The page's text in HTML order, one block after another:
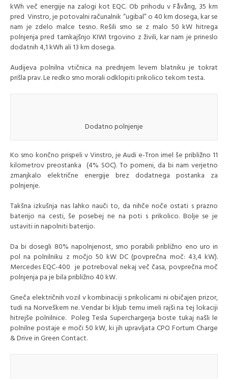
kWh več energije na zalogi kot EQC. Ob prihodu v Fåvång, 35 km
pred Vinstro, je potovalni računalnik “ugibal” o 40 km dosega, kar se
nam je zdelo malce tesno. Rešili smo se z malo 50 kW hitrega
polnjenja pred tamkajšnjo KIWI trgovino z živili, kar nam je prineslo
dodatnih 4,1 kWh ali 13 km dosega.
Audijeva polnilna vtičnica na prednjem levem blatniku je tokrat
prišla prav. Le redko smo morali odklopiti prikolico tekom testa.
Dodatno polnjenje
Ko smo končno prispeli v Vinstro, je Audi e-Tron imel še približno 11
kilometrov preostanka (4% SOC). To pomeni, da bi nam verjetno
zmanjkalo električne energije brez dodatnega postanka za
polnjenje.
Takšna izkušnja nas lahko nauči to, da nihče noče ostati s prazno
baterijo na cesti, še posebej ne na poti s prikolico. Bolje se je
ustaviti in napolniti baterijo.
Da bi dosegli 80% napolnjenost, smo porabili približno eno uro in
pol na polnilniku z močjo 50 kW DC (povprečna moč: 43,4 kW).
Mercedes EQC-400 je potreboval nekaj več časa, povprečna moč
polnjenja pa je bila približno 40 kW.
Gneča električnih vozil v kombinaciji s prikolicami ni običajen prizor,
tudi na Norveškem ne. Vendar bi kljub temu imeli rajši na tej lokaciji
hitrejše polnilnice. Poleg Tesla Superchargerja boste tukaj našli le
polnilne postaje e moči 50 kW, ki jih upravljata CPO Fortum Charge
& Drive in Green Contact.